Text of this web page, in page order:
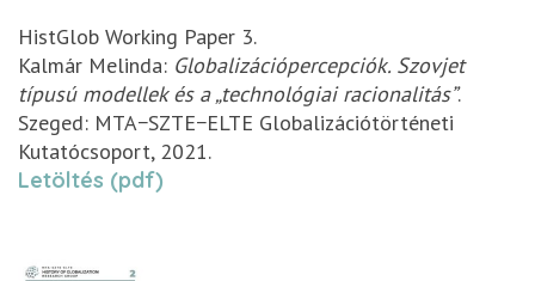
HistGlob Working Paper 3.
Kalmár Melinda: Globalizációpercepciók. Szovjet
típusú modellek és a „technológiai racionalitás”.
Szeged: MTA−SZTE−ELTE Globalizációtörténeti
Kutatócsoport, 2021.
Letöltés (pdf)